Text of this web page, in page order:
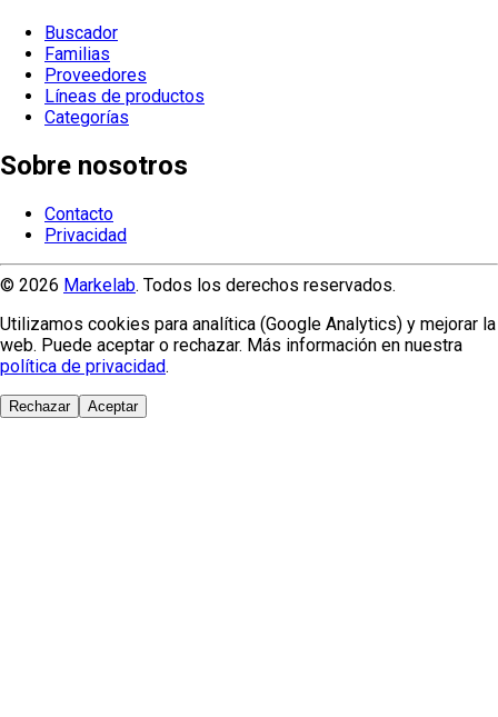
Buscador
Familias
Proveedores
Líneas de productos
Categorías
Sobre nosotros
Contacto
Privacidad
© 2026 Markelab. Todos los derechos reservados.
Utilizamos cookies para analítica (Google Analytics) y mejorar la
web. Puede aceptar o rechazar. Más información en nuestra
política de privacidad.
Rechazar Aceptar